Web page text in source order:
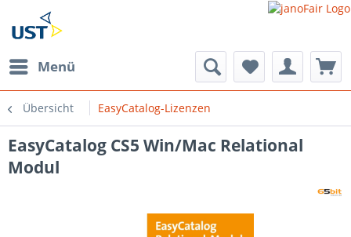
Menü
Übersicht EasyCatalog-Lizenzen
PdoSessionHandler.php:541
EasyCatalog CS5 Win/Mac Relational
Modul